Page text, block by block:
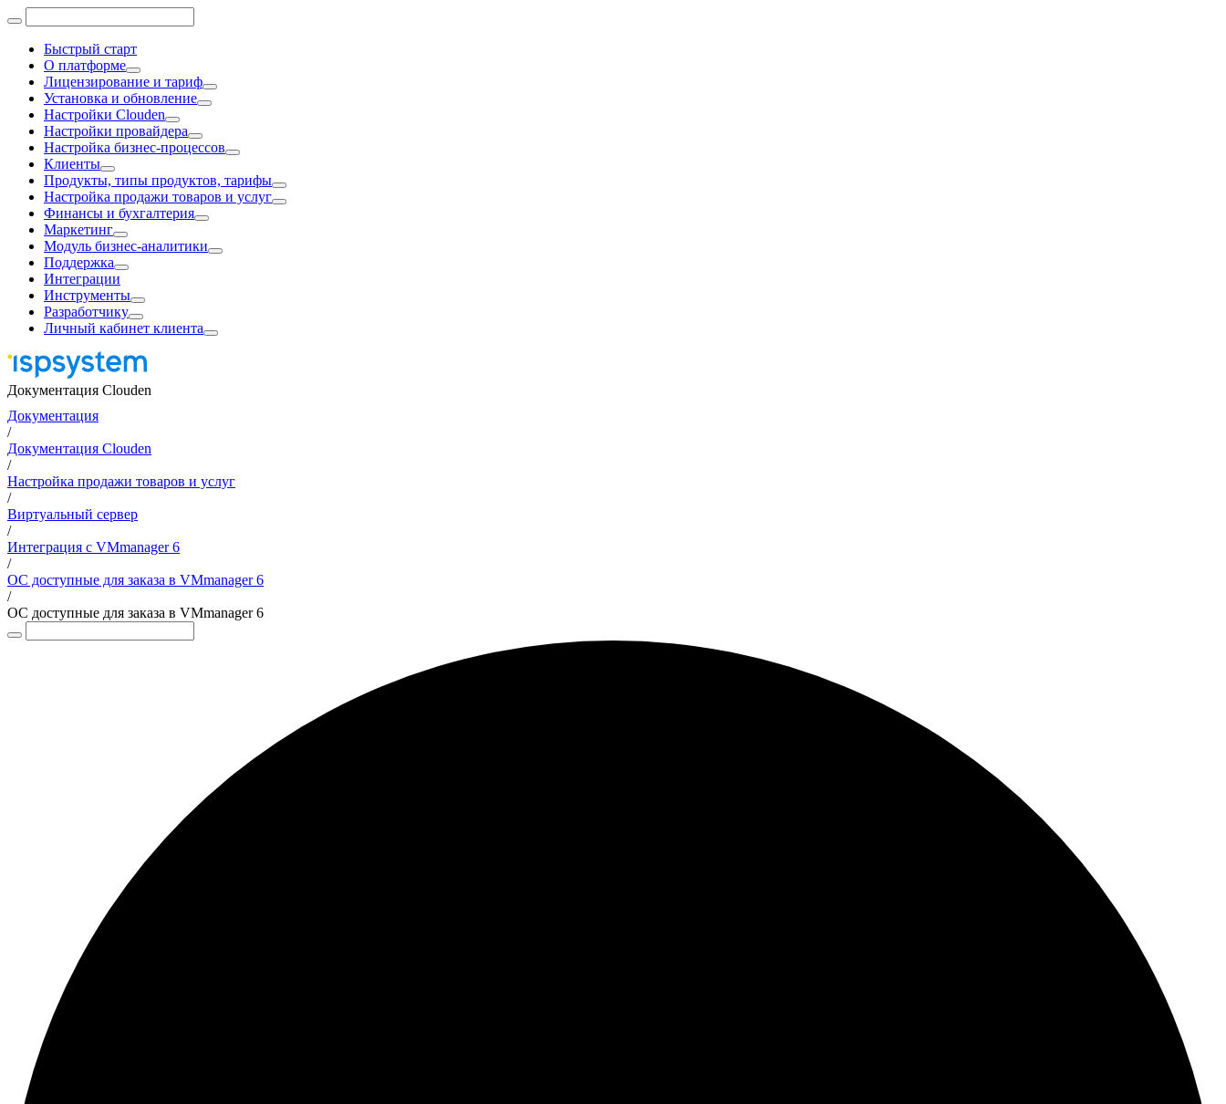
Быстрый старт
О платформе
Лицензирование и тариф
Установка и обновление
Настройки Clouden
Настройки провайдера
Настройка бизнес-процессов
Клиенты
Продукты, типы продуктов, тарифы
Настройка продажи товаров и услуг
Финансы и бухгалтерия
Маркетинг
Модуль бизнес-аналитики
Поддержка
Интеграции
Инструменты
Разработчику
Личный кабинет клиента
Документация Clouden
Документация
/
Документация Clouden
/
Настройка продажи товаров и услуг
/
Виртуальный сервер
/
Интеграция с VMmanager 6
/
ОС доступные для заказа в VMmanager 6
/
ОС доступные для заказа в VMmanager 6